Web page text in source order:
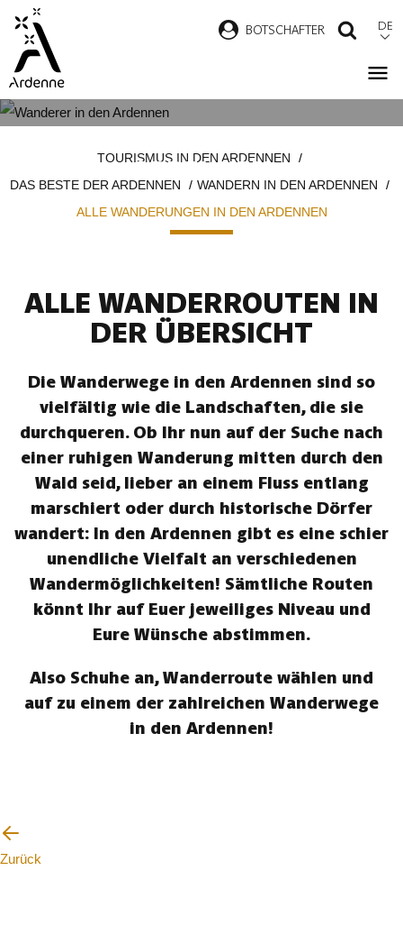
Direkt
zum
Inhalt
BOTSCHAFTER DE
ARDENNEN
TOURISMUS IN DEN ARDENNEN
DAS BESTE DER ARDENNEN
WANDERN IN DEN ARDENNEN
ALLE WANDERUNGEN IN DEN ARDENNEN
ALLE WANDERROUTEN IN
DER ÜBERSICHT
Die Wanderwege in den Ardennen sind so
vielfältig wie die Landschaften, die sie
durchqueren. Ob Ihr nun auf der Suche nach
einer ruhigen Wanderung mitten durch den
Wald seid, lieber an einem Fluss entlang
marschiert oder durch historische Dörfer
wandert: In den Ardennen gibt es eine schier
unendliche Vielfalt an verschiedenen
Wandermöglichkeiten! Sämtliche Routen
könnt Ihr auf Euer jeweiliges Niveau und
Eure Wünsche abstimmen.
Also Schuhe an, Wanderroute wählen und
auf zu einem der zahlreichen Wanderwege
in den Ardennen!
Zurück